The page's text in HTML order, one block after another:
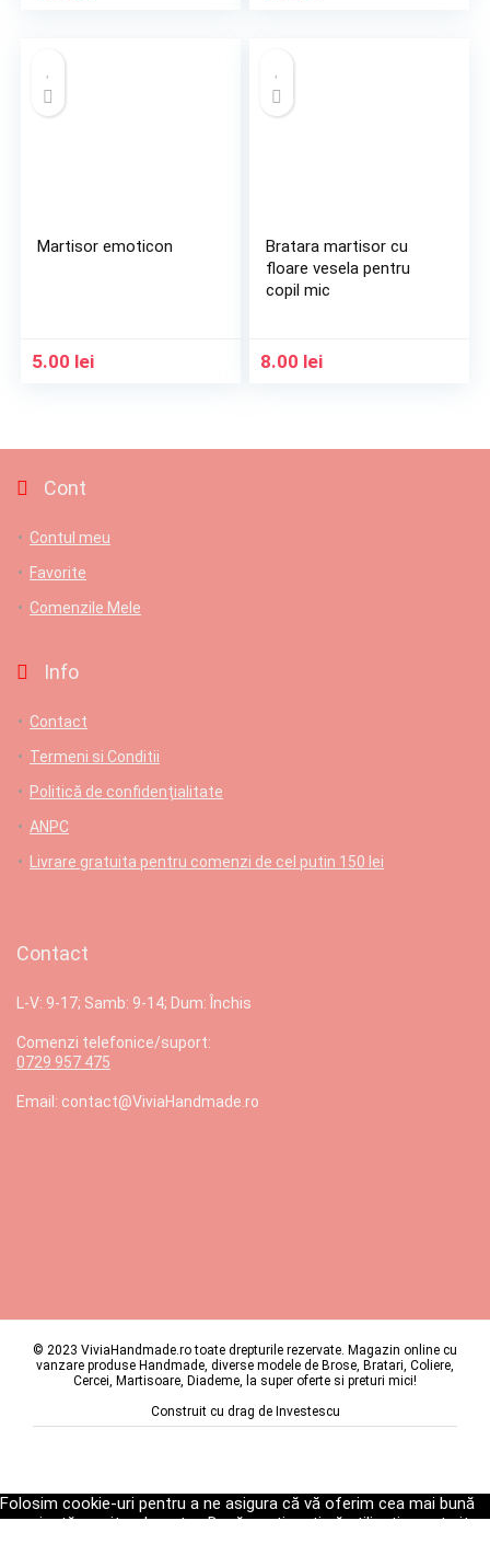
Martisor emoticon
5.00 lei
Bratara martisor cu
floare vesela pentru
copil mic
8.00 lei
Cont
Contul meu
Favorite
Comenzile Mele
Info
Contact
Termeni si Conditii
Politică de confidențialitate
ANPC
Livrare gratuita pentru comenzi de cel putin 150 lei
Contact
L-V: 9-17; Samb: 9-14; Dum: Închis
Comenzi telefonice/suport:
0729 957 475
Email: contact@ViviaHandmade.ro
© 2023 ViviaHandmade.ro toate drepturile rezervate. Magazin online cu
vanzare produse Handmade, diverse modele de Brose, Bratari, Coliere,
Cercei, Martisoare, Diademe, la super oferte si preturi mici!
Construit cu drag de Investescu
Folosim cookie-uri pentru a ne asigura că vă oferim cea mai bună
experiență pe site-ul nostru. Dacă continuați să utilizați acest site,